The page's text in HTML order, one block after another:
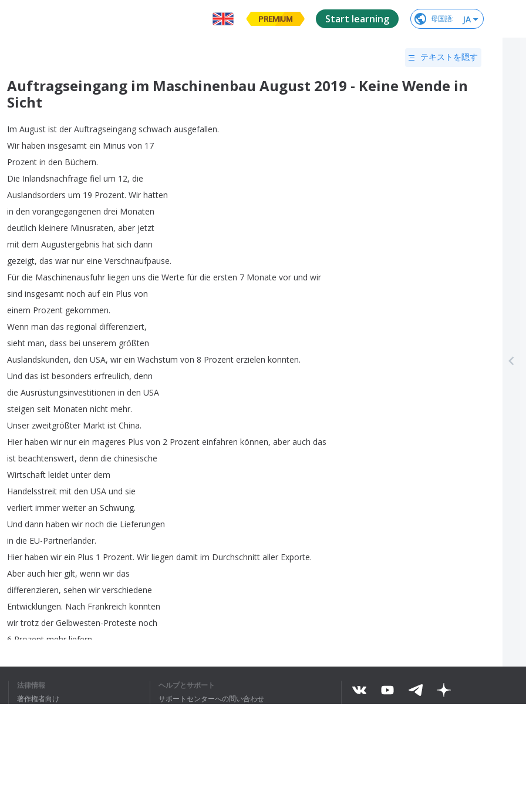
PREMIUM Start learning 母国語: JA
テキストを隠す
Auftragseingang im Maschinenbau August 2019 - Keine Wende in
Sicht
Im August ist der Auftragseingang schwach ausgefallen.
Wir haben insgesamt ein Minus von 17
Prozent in den Büchern.
Die Inlandsnachfrage fiel um 12, die
Auslandsorders um 19 Prozent. Wir hatten
in den vorangegangenen drei Monaten
deutlich kleinere Minusraten, aber jetzt
mit dem Augustergebnis hat sich dann
gezeigt, das war nur eine Verschnaufpause.
Für die Maschinenausfuhr liegen uns die Werte für die ersten 7 Monate vor und wir
sind insgesamt noch auf ein Plus von
einem Prozent gekommen.
Wenn man das regional differenziert,
sieht man, dass bei unserem größten
Auslandskunden, den USA, wir ein Wachstum von 8 Prozent erzielen konnten.
Und das ist besonders erfreulich, denn
die Ausrüstungsinvestitionen in den USA
steigen seit Monaten nicht mehr.
Unser zweitgrößter Markt ist China.
Hier haben wir nur ein mageres Plus von 2 Prozent einfahren können, aber auch das
ist beachtenswert, denn die chinesische
Wirtschaft leidet unter dem
Handelsstreit mit den USA und sie
verliert immer weiter an Schwung.
Und dann haben wir noch die Lieferungen
in die EU-Partnerländer.
Hier haben wir ein Plus 1 Prozent. Wir liegen damit im Durchschnitt aller Exporte.
Aber auch hier gilt, wenn wir das
differenzieren, sehen wir verschiedene
Entwicklungen. Nach Frankreich konnten
wir trotz der Gelbwesten-Proteste noch
6 Prozent mehr liefern
das Vereinigte
im Minus, -4Prozent haben wir hier
法律情報
著作権者向け
ヘルプとサポート
サポートセンターへの問い合わせ